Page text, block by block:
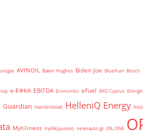
AVINOIL Baker Hughes Biden Joe BlueFuel Bosch
e-ΕΦΚΑ EBITDA Economist eFuel EKO Cyprus
Guardian Handelsblatt HelleniQ Energy
Mytilineos myΘέρμανση newsauto.gr OIL ONE